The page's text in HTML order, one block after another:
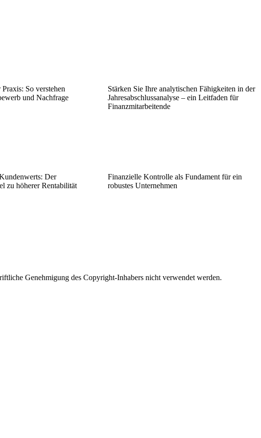
So verstehen
und Nachfrage
Stärken Sie Ihre analytischen Fähigkeiten in der
Jahresabschlussanalyse – ein Leitfaden für
Finanzmitarbeitende
Der
zu höherer Rentabilität
Finanzielle Kontrolle als Fundament für ein
robustes Unternehmen
Genehmigung des Copyright-Inhabers nicht verwendet werden.